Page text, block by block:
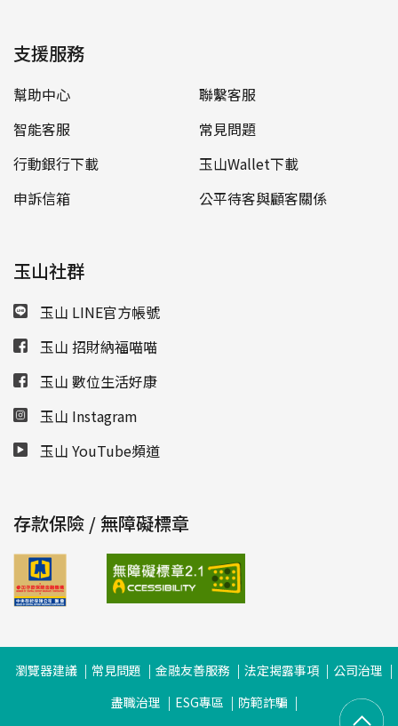
支援服務
幫助中心
聯繫客服
智能客服
常見問題
行動銀行下載
玉山Wallet下載
申訴信箱
公平待客與顧客關係
玉山社群
玉山 LINE官方帳號
玉山 招財納福喵喵
玉山 數位生活好康
玉山 Instagram
玉山 YouTube頻道
存款保險 / 無障礙標章
瀏覽器建議 常見問題 金融友善服務 法定揭露事項
公司治理
盡職治理
ESG專區
防範詐騙